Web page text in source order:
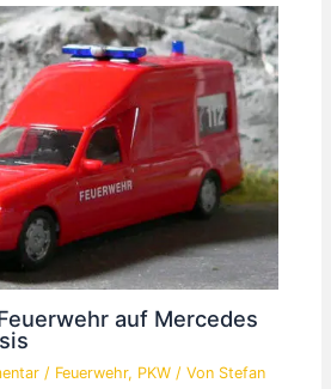
auf Mercedes
/ Feuerwehr, PKW / Von Stefan